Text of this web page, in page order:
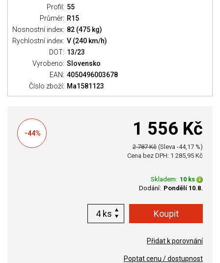
Profil: 55
Průměr: R15
Nosnostní index: 82 (475 kg)
Rychlostní index: V (240 km/h)
DOT: 13/23
Vyrobeno: Slovensko
EAN: 4050496003678
Číslo zboží: Ma1581123
-44% 1 556 Kč
2 787 Kč (Sleva -44,17 %)
Cena bez DPH: 1 285,95 Kč
Skladem: 10 ks
Dodání: Pondělí 10.8.
ks
Přidat k porovnání
Poptat cenu / dostupnost